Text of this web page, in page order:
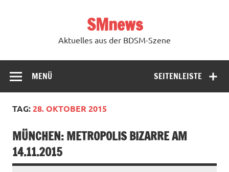
SMnews
Aktuelles aus der BDSM-Szene
SEITENLEISTE
MENÜ
TAG:28. OKTOBER 2015
MÜNCHEN: METROPOLIS BIZARRE AM
14.11.2015